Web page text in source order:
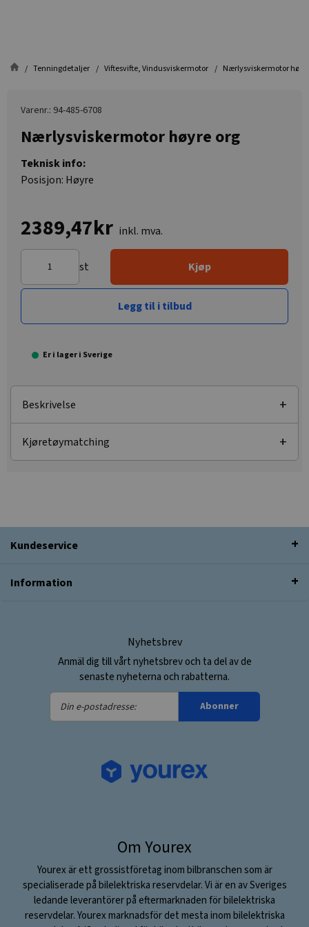
Tenningdetaljer Viftesvifte, Vindusviskermotor Nærlysviskermotor
Varenr.: 94-485-6708
Nærlysviskermotor høyre org
Teknisk info:
Posisjon: Høyre
2389,47kr inkl. mva.
st Kjøp
Legg til i tilbud
Er i lager i Sverige
Beskrivelse
Kjøretøymatching
Kundeservice
Information
Nyhetsbrev
Anmäl dig till vårt nyhetsbrev och ta del av de
senaste nyheterna och rabatterna.
Din
e-
Abonner
Om Yourex
Yourex är ett grossistföretag inom bilbranschen som är
specialiserade på bilelektriska reservdelar. Vi är en av Sveriges
ledande leverantörer på eftermarknaden för bilelektriska
reservdelar. Yourex marknadsför det mesta inom bilelektriska